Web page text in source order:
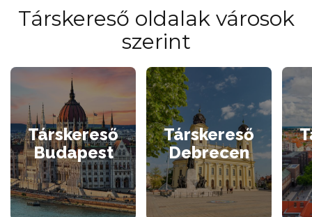
Társkereső oldalak városok
szerint
Társkereső
Budapest
Társkereső
Debrecen